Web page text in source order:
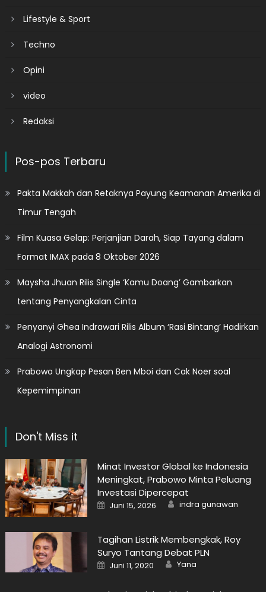
Lifestyle & Sport
Techno
Opini
video
Redaksi
Pos-pos Terbaru
Pakta Makkah dan Retaknya Payung Keamanan Amerika di
Timur Tengah
Film Kuasa Gelap: Perjanjian Darah, Siap Tayang dalam
Format IMAX pada 8 Oktober 2026
Maysha Jhuan Rilis Single ‘Kamu Doang’ Gambarkan
tentang Penyangkalan Cinta
Penyanyi Ghea Indrawari Rilis Album ‘Rasi Bintang’ Hadirkan
Analogi Astronomi
Prabowo Ungkap Pesan Ben Mboi dan Cak Noer soal
Kepemimpinan
Don't Miss it
Minat Investor Global ke Indonesia
Meningkat, Prabowo Minta Peluang
Investasi Dipercepat
Posted
on
Juni 15, 2026 Author
indra gunawan
Tagihan Listrik Membengkak, Roy
Suryo Tantang Debat PLN
Posted
on
Juni 11, 2020 Author
Yana